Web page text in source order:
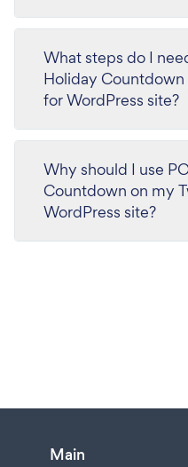
What steps do I
Holiday
for WordPress site?
Why should I use
Countdown on my
WordPress site?
Main